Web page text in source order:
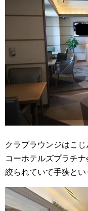
クラブラウンジはこ
コーホテルズプラチ
絞られていて手狭とい